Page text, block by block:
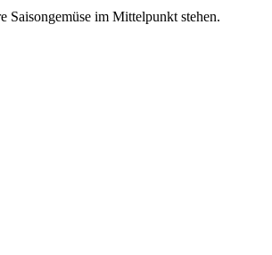
Saisongemüse im Mittelpunkt stehen.